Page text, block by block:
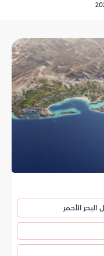
الأحمر